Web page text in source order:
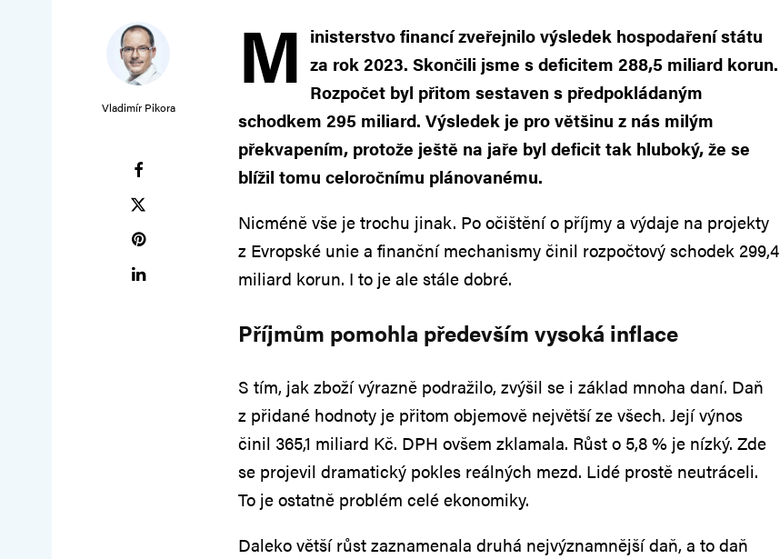
Vladimír Pikora
M inisterstvo financí zveřejnilo výsledek hospodaření státu
za rok 2023. Skončili jsme s deficitem 288,5 miliard korun.
Rozpočet byl přitom sestaven s předpokládaným
schodkem 295 miliard. Výsledek je pro většinu z nás milým
překvapením, protože ještě na jaře byl deficit tak hluboký, že se
blížil tomu celoročnímu plánovanému.
Nicméně vše je trochu jinak. Po očištění o příjmy a výdaje na projekty
z Evropské unie a finanční mechanismy činil rozpočtový schodek 299,4
miliard korun. I to je ale stále dobré.
Příjmům pomohla především vysoká inflace
S tím, jak zboží výrazně podražilo, zvýšil se i základ mnoha daní. Daň
z přidané hodnoty je přitom objemově největší ze všech. Její výnos
činil 365,1 miliard Kč. DPH ovšem zklamala. Růst o 5,8 % je nízký. Zde
se projevil dramatický pokles reálných mezd. Lidé prostě neutráceli.
To je ostatně problém celé ekonomiky.
Daleko větší růst zaznamenala druhá nejvýznamnější daň, a to daň